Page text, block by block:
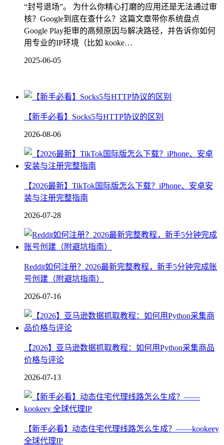
“封号退场”。 为什么你精心打磨的应用还是无法通过审
核？Google到底在查什么？这篇文章带你系统盘点
Google Play拒审的高频原因与解决路径，并告诉你如何
用专业的IP环境（比如 kooke…
2025-06-05
【新手必看】Socks5与HTTP协议的区别
2026-08-06
【2026最新】TikTok国际版怎么下载？iPhone、安卓安
装与注册完整指南
2026-07-28
Reddit如何注册？2026最新完整教程，新手5分钟完成账
号创建（附避坑指南）
2026-07-16
【2026】亚马逊数据抓取教程：如何用Python采集商品
价格与评论
2026-07-13
【新手必看】动态住宅代理线路怎么生成？——kookeey
全球代理IP